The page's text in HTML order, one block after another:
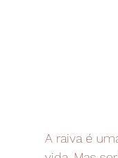
A raiva é